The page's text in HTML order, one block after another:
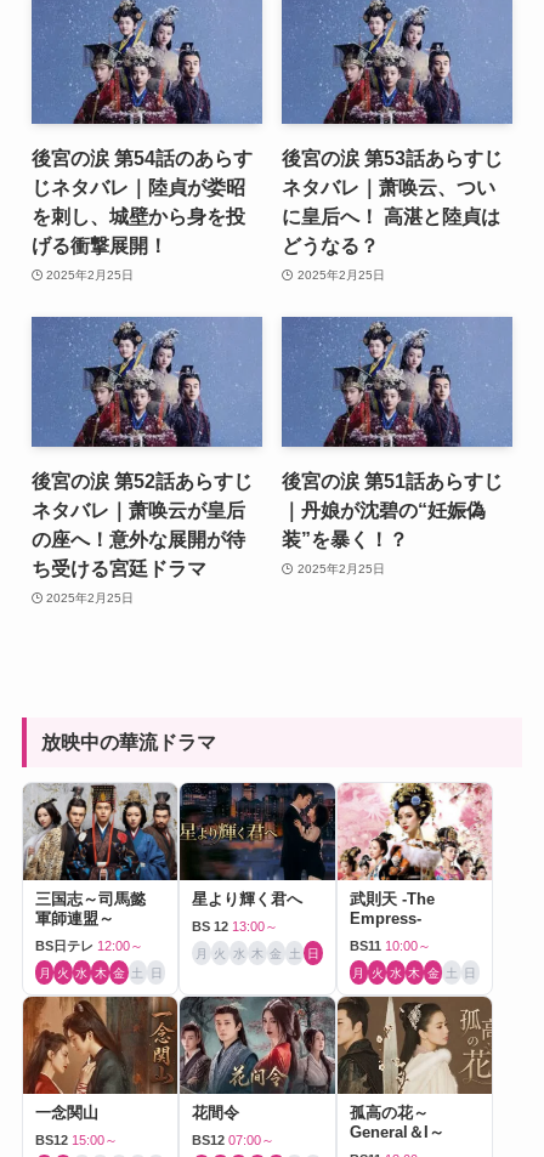
後宮の涙 第54話のあらす
じネタバレ｜陸貞が娄昭
を刺し、城壁から身を投
げる衝撃展開！
2025年2月25日
後宮の涙 第53話あらすじ
ネタバレ｜萧唤云、つい
に皇后へ！ 高湛と陸貞は
どうなる？
2025年2月25日
後宮の涙 第52話あらすじ
ネタバレ｜萧唤云が皇后
の座へ！意外な展開が待
ち受ける宮廷ドラマ
2025年2月25日
後宮の涙 第51話あらすじ
｜丹娘が沈碧の“妊娠偽
装”を暴く！？
2025年2月25日
放映中の華流ドラマ
三国志～司馬懿
軍師連盟～
BS日テレ 12:00～
月 火 水 木 金 土 日
星より輝く君へ
BS 12 13:00～
月 火 水 木 金 土 日
武則天 -The
Empress-
BS11 10:00～
月 火 水 木 金 土 日
一念関山
BS12 15:00～
花間令
BS12 07:00～
孤高の花～
General＆I～